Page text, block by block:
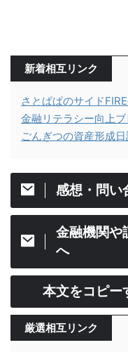
新着相互リンク
さとぱぱのサイド
金融リテラシー向上
ごんぎつの資産形成日
感想・問い
金融機関や
へ
本文をコピー
厳選相互リンク